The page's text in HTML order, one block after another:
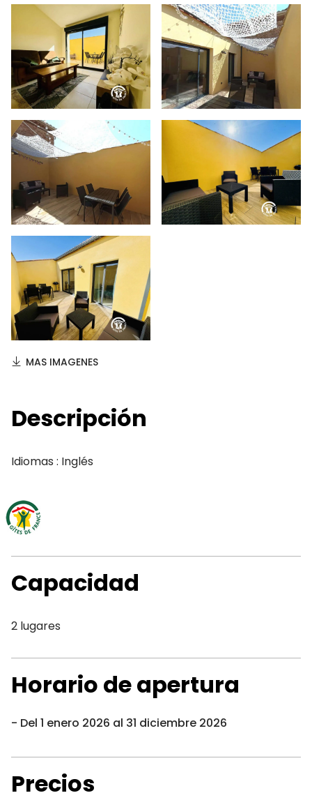
MAS IMAGENES
Descripción
Idiomas : Inglés
Capacidad
2 lugares
Horario de apertura
Del 1 enero 2026 al 31 diciembre 2026
Precios